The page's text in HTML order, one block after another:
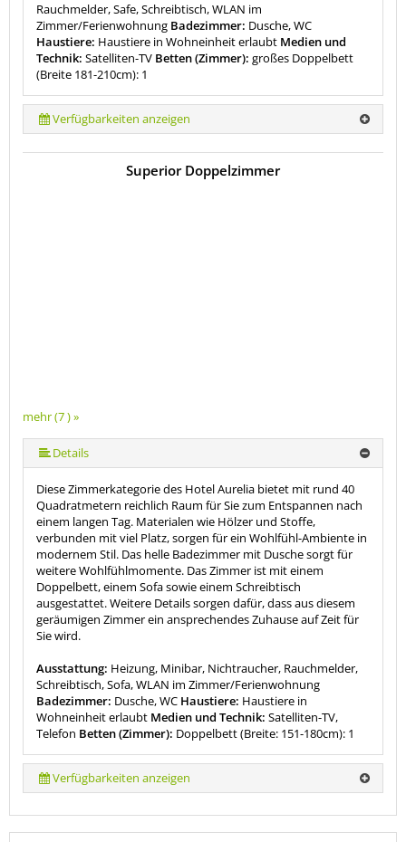
Rauchmelder, Safe, Schreibtisch, WLAN im
Zimmer/Ferienwohnung Badezimmer: Dusche, WC
Haustiere: Haustiere in Wohneinheit erlaubt Medien und
Technik: Satelliten-TV Betten (Zimmer): großes Doppelbett
(Breite 181-210cm): 1
Verfügbarkeiten anzeigen
mehr (7 ) »
mehr (7 ) »
mehr (7 ) »
mehr (7 ) »
Superior Doppelzimmer
Details
Diese Zimmerkategorie des Hotel Aurelia bietet mit rund 40
Quadratmetern reichlich Raum für Sie zum Entspannen nach
einem langen Tag. Materialen wie Hölzer und Stoffe,
verbunden mit viel Platz, sorgen für ein Wohlfühl-Ambiente in
modernem Stil. Das helle Badezimmer mit Dusche sorgt für
weitere Wohlfühlmomente. Das Zimmer ist mit einem
Doppelbett, einem Sofa sowie einem Schreibtisch
ausgestattet. Weitere Details sorgen dafür, dass aus diesem
geräumigen Zimmer ein ansprechendes Zuhause auf Zeit für
Sie wird.
Ausstattung: Heizung, Minibar, Nichtraucher, Rauchmelder,
Schreibtisch, Sofa, WLAN im Zimmer/Ferienwohnung
Badezimmer: Dusche, WC Haustiere: Haustiere in
Wohneinheit erlaubt Medien und Technik: Satelliten-TV,
Telefon Betten (Zimmer): Doppelbett (Breite: 151-180cm): 1
Verfügbarkeiten anzeigen